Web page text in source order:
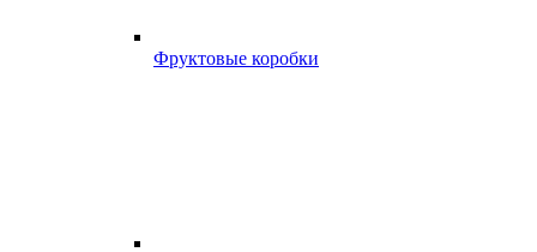
Фруктовые коробки